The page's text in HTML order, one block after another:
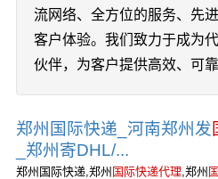
流网络、全方位的服务、先
客户体验。我们致力于成为
伙伴，为客户提供高效、可
郑州国际快递_河南郑州发
_郑州寄DHL/...
郑州国际快递,郑州 国际快递代理,郑州